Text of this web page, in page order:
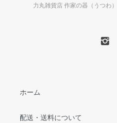
力丸雑貨店 作家の器（うつわ
ホーム
配送・送料について